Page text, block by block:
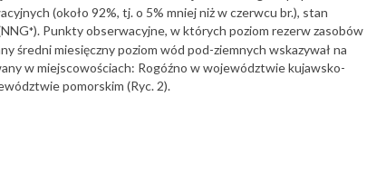
(około 92%, tj. o 5% mniej niż w czerwcu br.), stan
*). Punkty obserwacyjne, w których poziom rezerw zasobów
średni miesięczny poziom wód pod-ziemnych wskazywał na
w miejscowościach: Rogóźno w województwie kujawsko-
pomorskim (Ryc. 2).